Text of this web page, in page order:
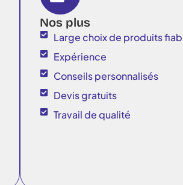
Nos plus
Large choix de produits
Expérience
Conseils personnalisés
Devis gratuits
Travail de qualité